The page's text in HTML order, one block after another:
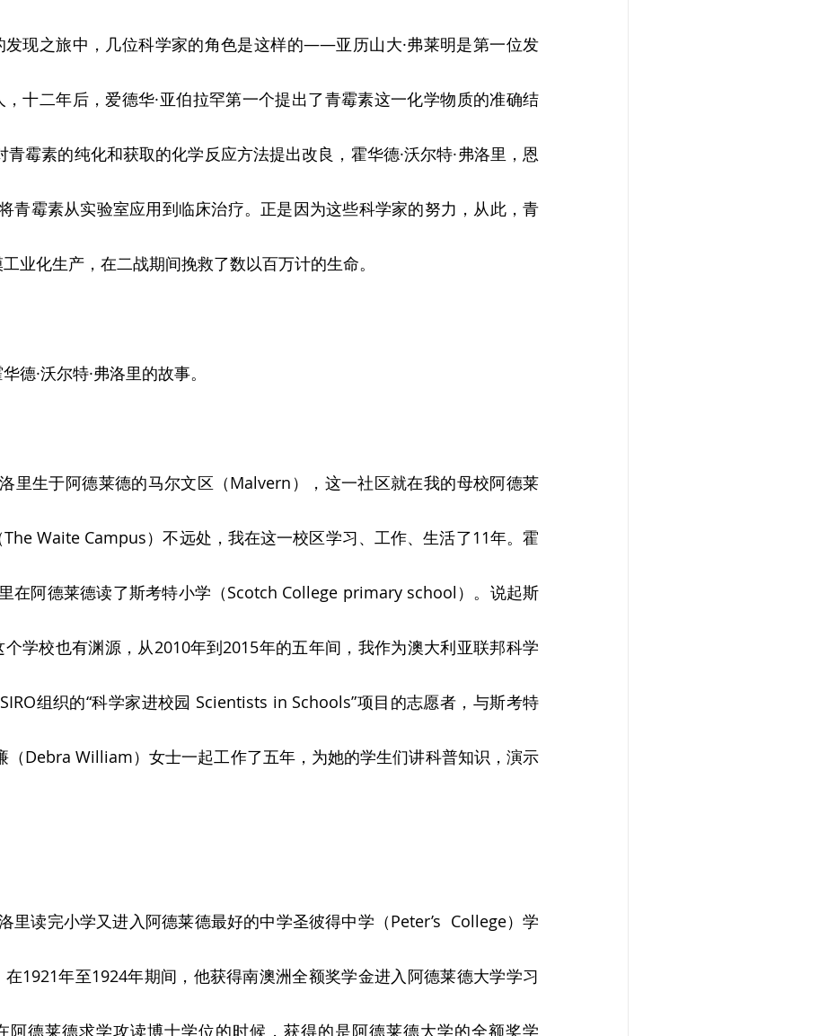
发现之旅中，几位科学家的角色是这样的——亚历山大·弗莱明是第一位发
十二年后，爱德华·亚伯拉罕第一个提出了青霉素这一化学物质的准确结
青霉素的纯化和获取的化学反应方法提出改良，霍华德·沃尔特·弗洛里，恩
青霉素从实验室应用到临床治疗。正是因为这些科学家的努力，从此，青
业化生产，在二战期间挽救了数以百万计的生命。
德·沃尔特·弗洛里的故事。
洛里生于阿德莱德的马尔文区（Malvern），这一社区就在我的母校阿德莱
Waite Campus）不远处，我在这一校区学习、工作、生活了11年。霍
里在阿德莱德读了斯考特小学（Scotch College primary school）。说起斯
学校也有渊源，从2010年到2015年的五年间，我作为澳大利亚联邦科学
组织的“科学家进校园 Scientists in Schools”项目的志愿者，与斯考特
（Debra William）女士一起工作了五年，为她的学生们讲科普知识，演示
里读完小学又进入阿德莱德最好的中学圣彼得中学（Peter’s  College）学
1921年至1924年期间，他获得南澳洲全额奖学金进入阿德莱德大学学习
阿德莱德求学攻读博士学位的时候，获得的是阿德莱德大学的全额奖学